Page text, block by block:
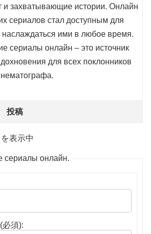
и захватывающие истории. Онлайн
сериалов стал доступным для
наслаждаться ими в любое время.
сериалы онлайн – это источник
для всех поклонников
投稿
表示中
сериалы онлайн.
必須):